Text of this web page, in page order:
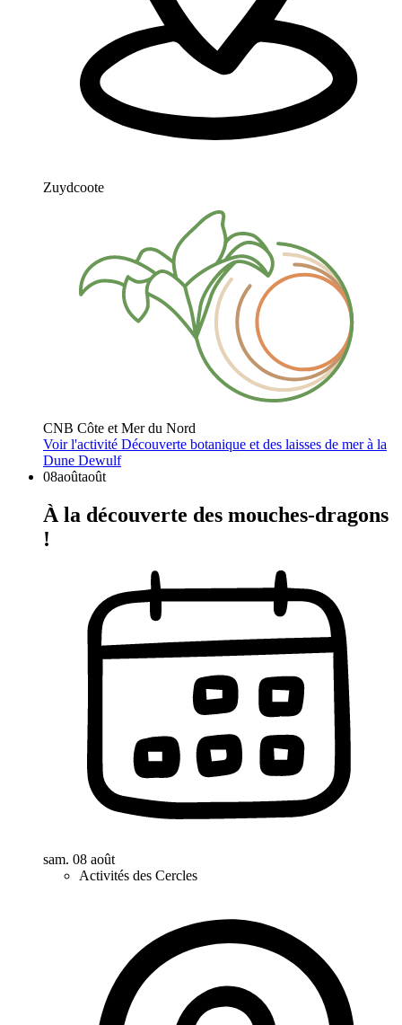
Zuydcoote
CNB Côte et Mer du Nord
Voir l'activité Découverte botanique et des laisses de mer à la
Dune Dewulf
08aoûtaoût
À la découverte des mouches-dragons
!
sam. 08 août
Activités des Cercles